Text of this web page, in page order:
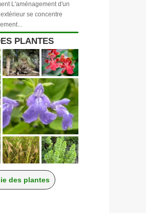
L'aménagement d'un
se concentre
PLANTES
des plantes